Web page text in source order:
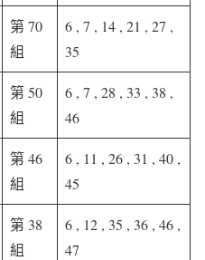
第 70
組
6 , 7 , 14 , 21 , 27 ,
35
第 50
組
6 , 7 , 28 , 33 , 38 ,
46
第 46
組
6 , 11 , 26 , 31 , 40 ,
45
第 38
組
6 , 12 , 35 , 36 , 46 ,
47